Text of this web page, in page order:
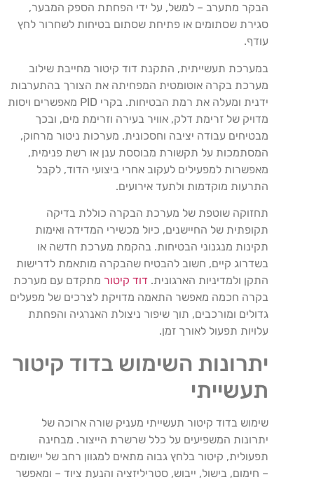
הבקר מתערב – למשל, על ידי הפחתת הספק המבער,
סגירת שסתומים או פתיחת שסתום בטיחות לשחרור לחץ
עודף.
במערכת תעשייתית, התקנת דוד קיטור מחייבת שילוב
מערכת בקרה אוטומטית המפחיתה את הצורך בהתערבות
ידנית ומעלה את רמת הבטיחות. בקרי PID מאפשרים ויסות
מדויק של זרימת דלק, אוויר בעירה וזרימת מים, ובכך
מבטיחים עבודה יציבה וחסכונית. מערכות ניטור מרחוק,
המסתמכות על תקשורת מבוססת ענן או רשת פנימית,
מאפשרות למפעילים לעקוב אחרי ביצועי הדוד, לקבל
התרעות מוקדמות ולתעד אירועים.
תחזוקה שוטפת של מערכת הבקרה כוללת בדיקה
תקופתית של החיישנים, כיול מכשירי המדידה ואימות
תקינות מנגנוני הבטיחות. בהקמת מערכת חדשה או
בשדרוג קיים, חשוב להבטיח שהבקרה מותאמת לדרישות
התקן ולמדיניות הארגונית. דוד קיטור מתקדם עם מערכת
בקרה חכמה מאפשר התאמה מדויקת לצרכים של מפעלים
גדולים ומורכבים, תוך שיפור ניצולת האנרגיה והפחתת
עלויות תפעול לאורך זמן.
יתרונות השימוש בדוד קיטור
תעשייתי
שימוש בדוד קיטור תעשייתי מעניק שורה ארוכה של
יתרונות המשפיעים על כלל שרשרת הייצור. מבחינה
תפעולית, קיטור בלחץ גבוה מתאים למגוון רחב של יישומים
– חימום, בישול, ייבוש, סטריליזציה והנעת ציוד – ומאפשר